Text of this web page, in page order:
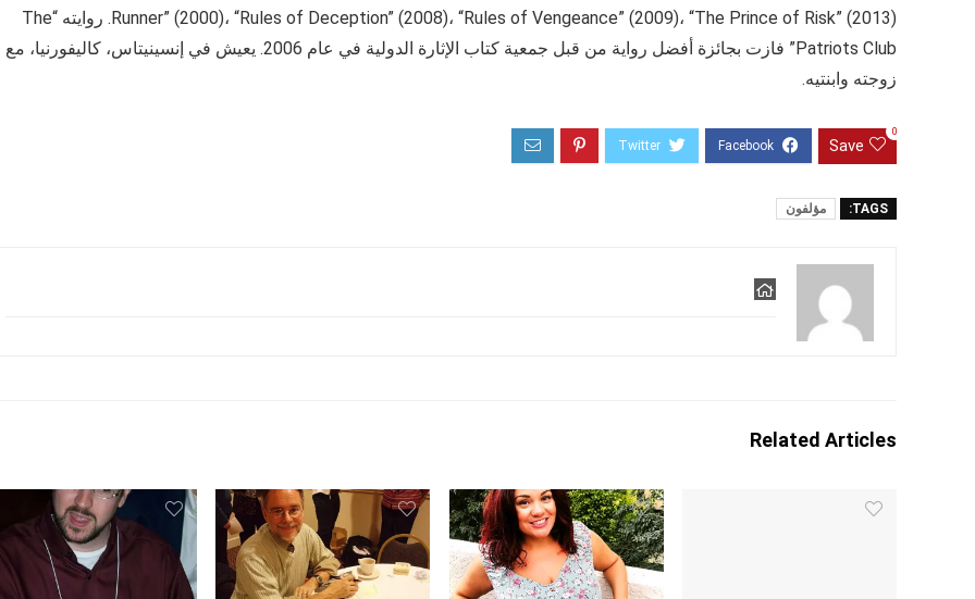
Runner” (2000)، “Rules of Deception” (2008)، “Rules of Vengeance” (2009)، “The Prince of Risk” (2013). روايته “The
Patriots Club” فازت بجائزة أفضل رواية من قبل جمعية كتاب الإثارة الدولية في عام 2006. يعيش في إنسينيتاس، كاليفورنيا، مع
زوجته وابنتيه.
Save
0
TAGS: مؤلفون
Related Articles